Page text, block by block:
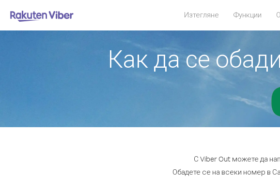
Изтегляне Функции
Как да се
С Viber Out можете да
Обадете се на всеки номер в